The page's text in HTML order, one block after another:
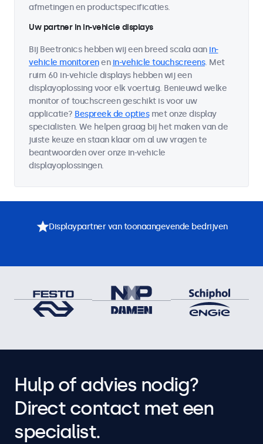
afmetingen en productspecificaties.
Uw partner in in-vehicle displays
Bij Beetronics hebben wij een breed scala aan in-
vehicle monitorenen in-vehicle touchscreens. Met
ruim 60 in-vehicle displays hebben wij een
displayoplossing voor elk voertuig. Benieuwd welke
monitor of touchscreen geschikt is voor uw
applicatie? Bespreek de optiesmet onze display
specialisten. We helpen graag bij het maken van de
juiste keuze en staan klaar om al uw vragen te
beantwoorden over onze in-vehicle
displayoplossingen.
Displaypartner van toonaangevende bedrijven
Hulp of advies nodig?
Direct contact met een
specialist.